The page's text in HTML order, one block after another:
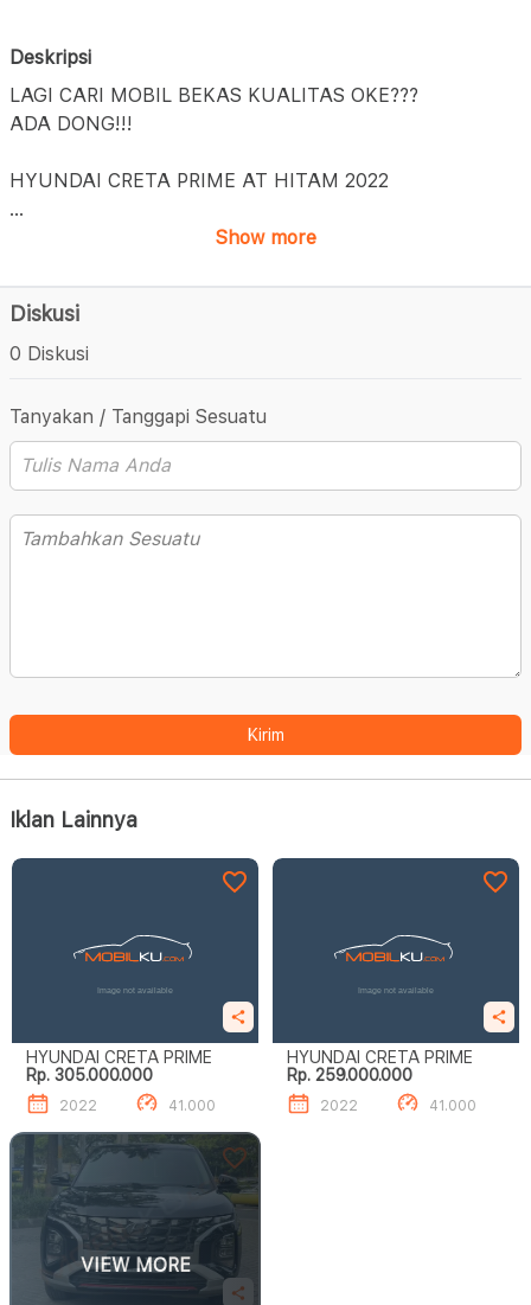
Deskripsi
LAGI CARI MOBIL BEKAS KUALITAS OKE???
ADA DONG!!!
HYUNDAI CRETA PRIME AT HITAM 2022
...
Show more
Diskusi
0 Diskusi
Tanyakan / Tanggapi Sesuatu
Kirim
Iklan Lainnya
HYUNDAI CRETA PRIME
Rp. 305.000.000
2022 41.000
HYUNDAI CRETA PRIME
Rp. 259.000.000
2022 41.000
VIEW MORE